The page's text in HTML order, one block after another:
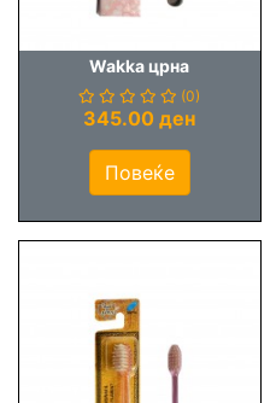
Wakka црна
(0)
345.00 ден
Повеќе